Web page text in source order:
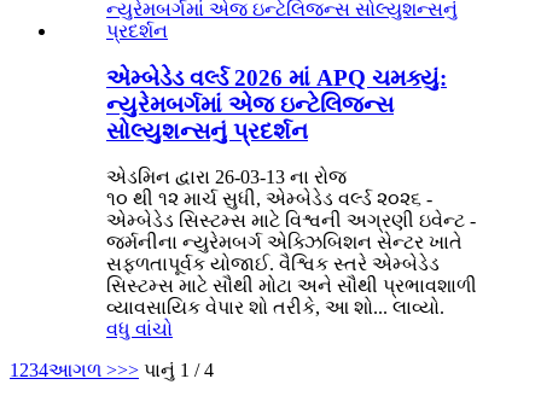
એમ્બેડેડ વર્લ્ડ 2026 માં APQ ચમક્યું:
ન્યુરેમબર્ગમાં એજ ઇન્ટેલિજન્સ
સોલ્યુશન્સનું પ્રદર્શન
એડમિન દ્વારા 26-03-13 ના રોજ
૧૦ થી ૧૨ માર્ચ સુધી, એમ્બેડેડ વર્લ્ડ ૨૦૨૬ -
એમ્બેડેડ સિસ્ટમ્સ માટે વિશ્વની અગ્રણી ઇવેન્ટ -
જર્મનીના ન્યુરેમબર્ગ એક્ઝિબિશન સેન્ટર ખાતે
સફળતાપૂર્વક યોજાઈ. વૈશ્વિક સ્તરે એમ્બેડેડ
સિસ્ટમ્સ માટે સૌથી મોટા અને સૌથી પ્રભાવશાળી
વ્યાવસાયિક વેપાર શો તરીકે, આ શો... લાવ્યો.
વધુ વાંચો
1 234આગળ >>> પાનું 1 / 4